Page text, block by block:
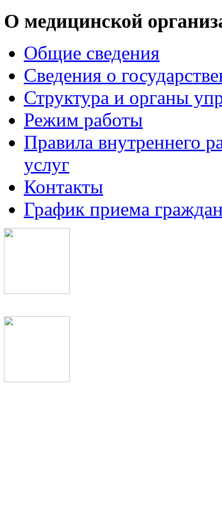
О медицинской
Общие сведения
Сведения о
Структура и органы
Режим работы
Правила внутреннего
услуг
Контакты
График приема